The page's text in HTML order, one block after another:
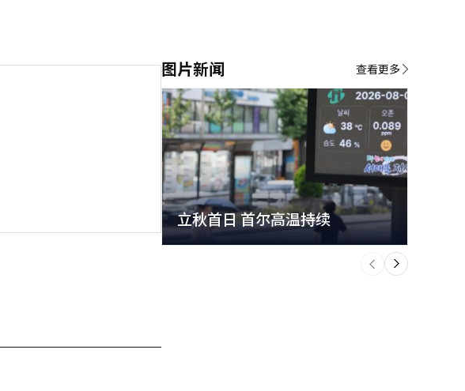
图片新闻
立秋首日 首尔高温持续
下
一
个
查看更多